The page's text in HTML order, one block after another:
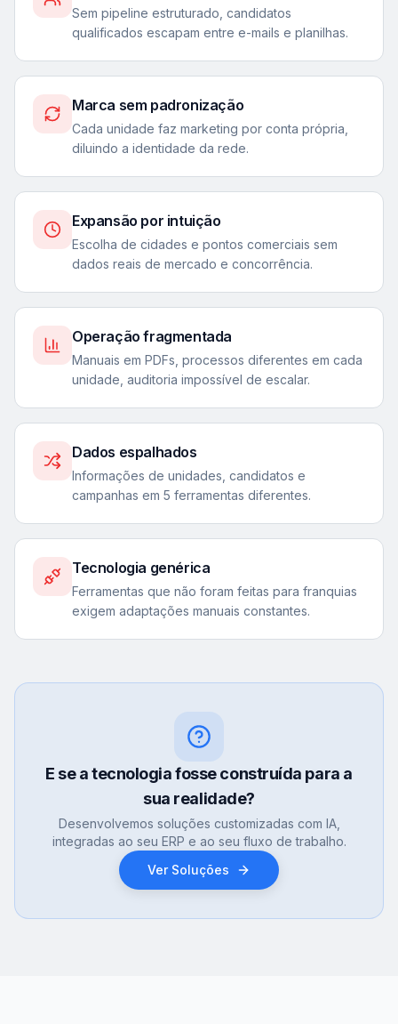
Sem pipeline estruturado, candidatos
qualificados escapam entre e-mails e planilhas.
Marca sem padronização
Cada unidade faz marketing por conta própria,
diluindo a identidade da rede.
Expansão por intuição
Escolha de cidades e pontos comerciais sem
dados reais de mercado e concorrência.
Operação fragmentada
Manuais em PDFs, processos diferentes em cada
unidade, auditoria impossível de escalar.
Dados espalhados
Informações de unidades, candidatos e
campanhas em 5 ferramentas diferentes.
Tecnologia genérica
Ferramentas que não foram feitas para franquias
exigem adaptações manuais constantes.
E se a tecnologia fosse construída para a
sua realidade?
Desenvolvemos soluções customizadas com IA,
integradas ao seu ERP e ao seu fluxo de trabalho.
Ver Soluções